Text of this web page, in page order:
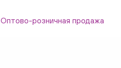
Оптово-розничная продажа